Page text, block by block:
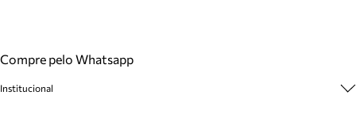
Compre pelo Whatsapp
Institucional